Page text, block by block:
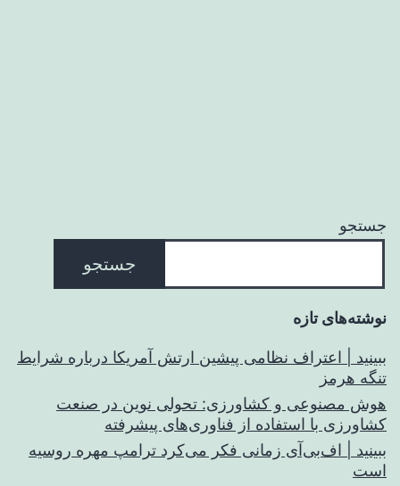
جستجو
جستجو
نوشته‌های تازه
ببینید | اعتراف نظامی پیشین ارتش آمریکا درباره شرایط
تنگه هرمز
هوش مصنوعی و کشاورزی: تحولی نوین در صنعت
کشاورزی با استفاده از فناوری‌های پیشرفته
ببینید | اف‌بی‌آی زمانی فکر می‌کرد ترامپ مهره روسیه
است